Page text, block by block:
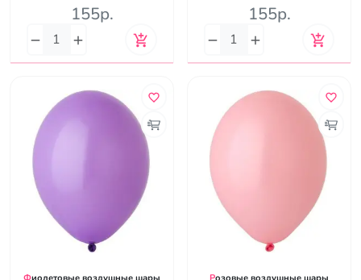
155р. 155р.